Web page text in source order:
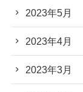
2023年5月
2023年4月
2023年3月